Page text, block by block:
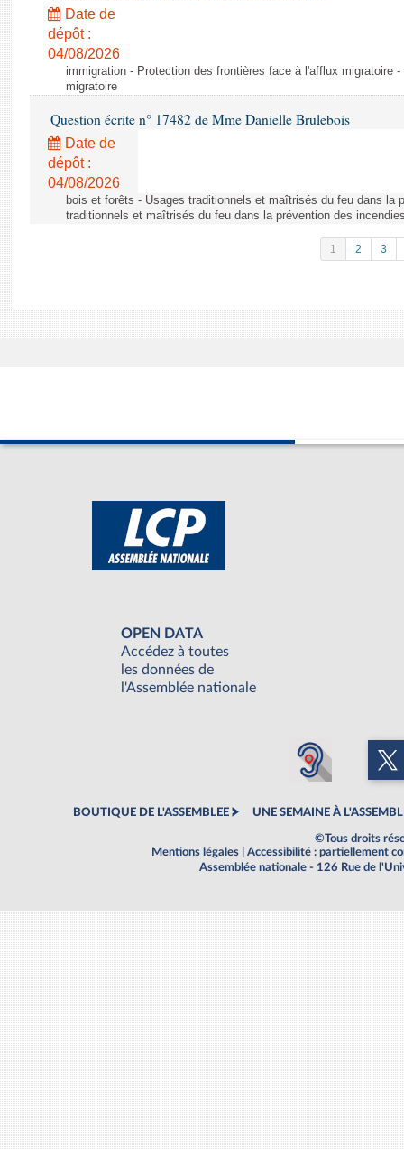
Date de
dépôt :
04/08/2026
immigration - Protection des frontières face à l'afflux migratoire
migratoire
Question écrite n° 17482 de Mme Danielle Brulebois
Date de
dépôt :
04/08/2026
bois et forêts - Usages traditionnels et maîtrisés du feu dans la
traditionnels et maîtrisés du feu dans la prévention des
1 2 3
OPEN DATA
Accédez à toutes
les données de
l'Assemblée nationale
BOUTIQUE DE L'ASSEMBLEE UNE SEMAINE À
©Tous droits
Mentions légales
Accessibilité : partiellement
Assemblée nationale - 126 Rue de